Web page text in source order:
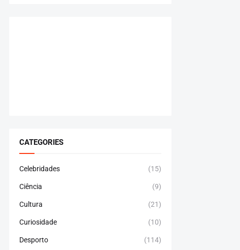
CATEGORIES
Celebridades (15)
Ciência (9)
Cultura (21)
Curiosidade (10)
Desporto (114)